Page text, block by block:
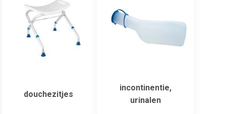
douchezitjes
incontinentie,
urinalen